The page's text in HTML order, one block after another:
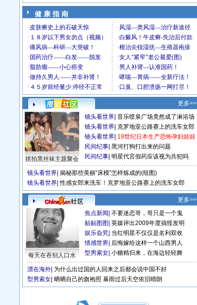
健 康 指 南
更多>>
抓拍黑丝袜主题聚会
镜头看世界 音乐喷泉广场竟然成了淋浴场
镜头看世界 克罗地亚公路赛上的洗车女郎
镜头看世界 19世纪日本生产恐怖孕妇娃娃
民间纪事 黑河打狗打出来的问题
民间纪事 明星代言假药应该视为共犯吗
镜头看世界 揭秘那些美丽“床模”怎样炼成的(组图)
镜头看世界 性感女郎来洗车！克罗地亚公路赛上的洗车女郎
更多>>
每天在吞别人口水
焦点新闻 不要迷恋哥，哥只是一个鬼
贴贴图图 英媒评出2009年度搞怪发明
娱乐旮旯 当红明星不仅仅是名利双收
情感世界 后悔嫁给这样一个山西男人
型男索女 小糖精归来，在海边轻轻舞
漂在海外 为什么出过国的人回来之后都会说中国不好
型男索女 晒晒自己的旗袍照 暴雨过后天空依旧晴朗